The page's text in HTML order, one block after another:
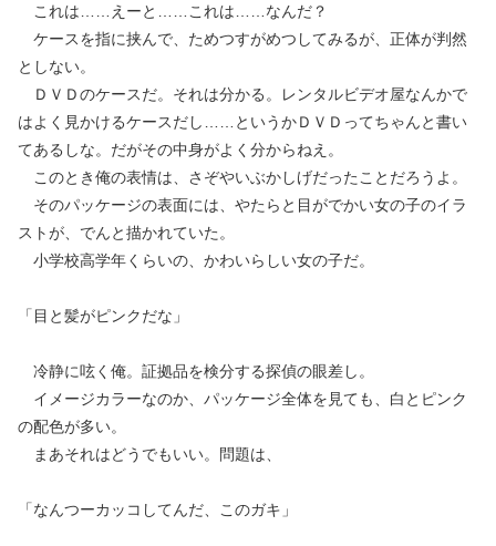
これは……えーと……これは……なんだ？
ケースを指に挟んで、ためつすがめつしてみるが、正体が判然
としない。
ＤＶＤのケースだ。それは分かる。レンタルビデオ屋なんかで
はよく見かけるケースだし……というかＤＶＤってちゃんと書い
てあるしな。だがその中身がよく分からねえ。
このとき俺の表情は、さぞやいぶかしげだったことだろうよ。
そのパッケージの表面には、やたらと目がでかい女の子のイラ
ストが、でんと描かれていた。
小学校高学年くらいの、かわいらしい女の子だ。
「目と髪がピンクだな」
冷静に呟く俺。証拠品を検分する探偵の眼差し。
イメージカラーなのか、パッケージ全体を見ても、白とピンク
の配色が多い。
まあそれはどうでもいい。問題は、
「なんつーカッコしてんだ、このガキ」